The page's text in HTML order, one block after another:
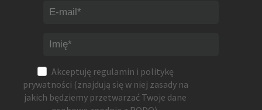
Akceptuję regulamin i politykę
prywatności (znajdują się w niej zasady na
jakich będziemy przetwarzać Twoje dane